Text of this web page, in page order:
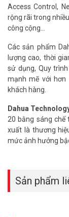
Access Control,
rộng rãi trong
công cộng…
Các sản phẩm
lượng cao, thời
sử dụng, Quy
mạnh mẽ với hơn
khách hàng.
Dahua
20 bằng sáng chế
xuất là thương
mức ảnh hưởng
Sản phẩm